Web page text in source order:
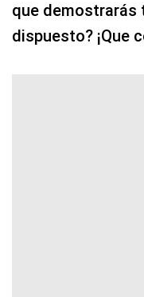
que demostrarás
dispuesto? ¡Que